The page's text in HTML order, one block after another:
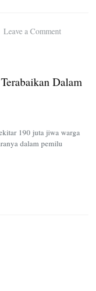
Leave a Commenton
Terabaikan
Dalam
190 juta jiwa warga
dalam pemilu